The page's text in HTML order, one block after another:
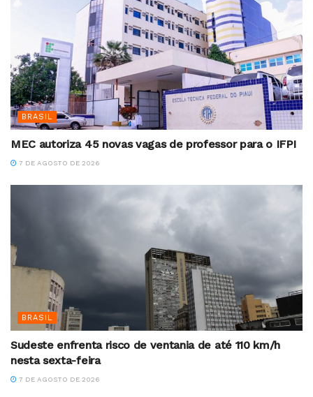
BRASIL
MEC autoriza 45 novas vagas de professor para o IFPI
7 DE AGOSTO DE 2026
BRASIL
Sudeste enfrenta risco de ventania de até 110 km/h
nesta sexta-feira
7 DE AGOSTO DE 2026